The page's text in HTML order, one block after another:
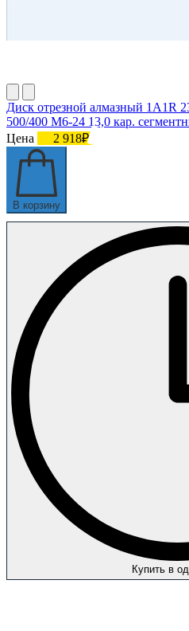
Диск отрезной алмазный 1A1R
500/400 М6-24 13,0 кар.
Цена
2 918₽
В корзину
Купить в